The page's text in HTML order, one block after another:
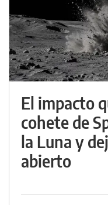
El impacto
cohete de
la Luna y
abierto